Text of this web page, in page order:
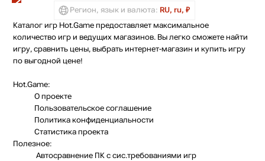
Регион, язык и валюта: RU, ru, ₽
Каталог игр Hot.Game предоставляет максимальное
количество игр и ведущих магазинов. Вы легко сможете найти
игру, сравнить цены, выбрать интернет-магазин и купить игру
по выгодной цене!
Hot.Game:
О проекте
Пользовательское соглашение
Политика конфиденциальности
Статистика проекта
Полезное:
Автосравнение ПК с сис.требованиями игр